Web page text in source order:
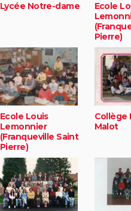
Lycée Notre-dame
Ecole
Pierre)
Ecole Louis
Lemonnier
(Franqueville Saint
Pierre)
Collège
Malot